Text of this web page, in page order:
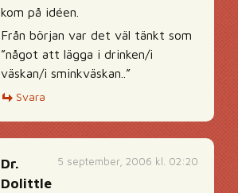
kom på idéen.
Från början var det väl tänkt som
”något att lägga i drinken/i
väskan/i sminkväskan..”
Svara
5 september, 2006 kl. 02:20
Dr.
Dolittle